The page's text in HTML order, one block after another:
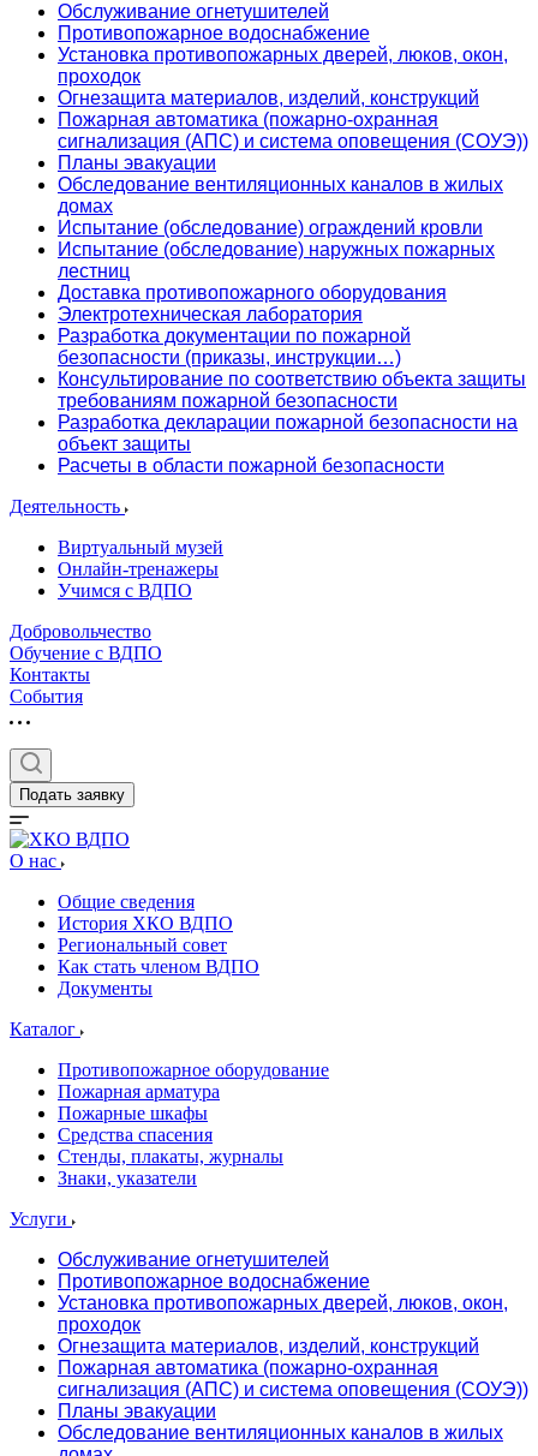
Обслуживание огнетушителей
Противопожарное водоснабжение
Установка противопожарных дверей, люков, окон,
проходок
Огнезащита материалов, изделий, конструкций
Пожарная автоматика (пожарно-охранная
сигнализация (АПС) и система оповещения (СОУЭ))
Планы эвакуации
Обследование вентиляционных каналов в жилых
домах
Испытание (обследование) ограждений кровли
Испытание (обследование) наружных пожарных
лестниц
Доставка противопожарного оборудования
Электротехническая лаборатория
Разработка документации по пожарной
безопасности (приказы, инструкции…)
Консультирование по соответствию объекта защиты
требованиям пожарной безопасности
Разработка декларации пожарной безопасности на
объект защиты
Расчеты в области пожарной безопасности
Деятельность
Виртуальный музей
Онлайн-тренажеры
Учимся с ВДПО
Добровольчество
Обучение с ВДПО
Контакты
События
Подать заявку
О нас
Общие сведения
История ХКО ВДПО
Региональный совет
Как стать членом ВДПО
Документы
Каталог
Противопожарное оборудование
Пожарная арматура
Пожарные шкафы
Средства спасения
Стенды, плакаты, журналы
Знаки, указатели
Услуги
Обслуживание огнетушителей
Противопожарное водоснабжение
Установка противопожарных дверей, люков, окон,
проходок
Огнезащита материалов, изделий, конструкций
Пожарная автоматика (пожарно-охранная
сигнализация (АПС) и система оповещения (СОУЭ))
Планы эвакуации
Обследование вентиляционных каналов в жилых